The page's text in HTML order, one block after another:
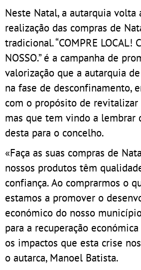
Neste Natal, a autarquia volta
realização das compras de
tradicional. “COMPRE LOCAL!
NOSSO.” é a campanha de
valorização que a autarquia
na fase de desconfinamento,
com o propósito de
mas que tem vindo a lembrar
desta para o concelho.
«Faça as suas compras de
nossos produtos têm
confiança. Ao comprarmos o
estamos a promover o
económico do nosso
para a recuperação
os impactos que esta crise
o autarca, Manoel Batista.